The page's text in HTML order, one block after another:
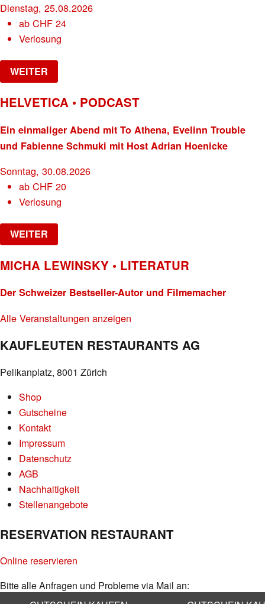
Dienstag, 25.08.2026
abCHF 24
Verlosung
WEITER
HELVETICA • PODCAST
Ein einmaliger Abend mit To Athena, Evelinn Trouble
und Fabienne Schmuki mit Host Adrian Hoenicke
Sonntag, 30.08.2026
abCHF 20
Verlosung
WEITER
MICHA LEWINSKY • LITERATUR
Der Schweizer Bestseller-Autor und Filmemacher
Alle Veranstaltungen anzeigen
KAUFLEUTEN RESTAURANTS AG
Pelikanplatz, 8001 Zürich
Shop
Gutscheine
Kontakt
Impressum
Datenschutz
AGB
Nachhaltigkeit
Stellenangebote
RESERVATION RESTAURANT
Online reservieren
Bitte alle Anfragen und Probleme via Mail an:
info@kaufleuten.ch